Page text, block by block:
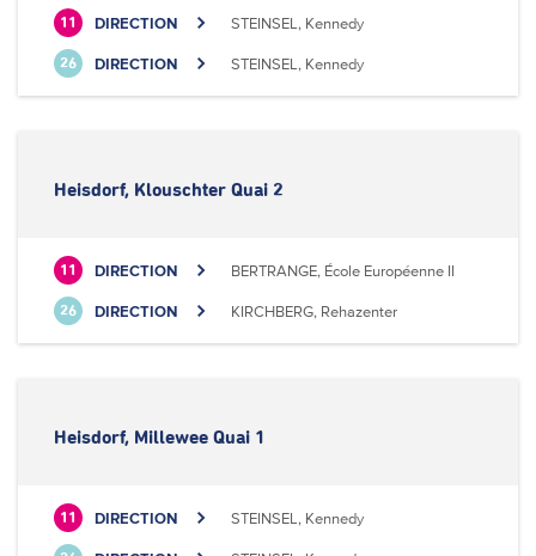
11 DIRECTION STEINSEL, Kennedy
26 DIRECTION STEINSEL, Kennedy
Heisdorf, Klouschter Quai 2
11 DIRECTION BERTRANGE, École Européenne II
26 DIRECTION KIRCHBERG, Rehazenter
Heisdorf, Millewee Quai 1
11 DIRECTION STEINSEL, Kennedy